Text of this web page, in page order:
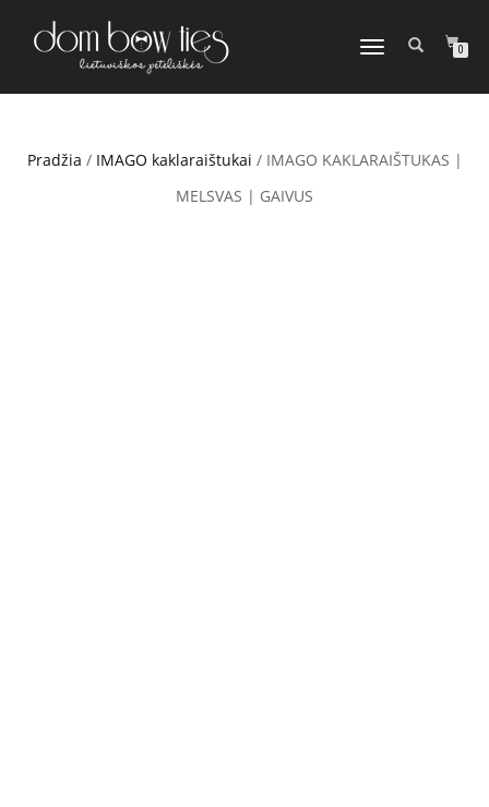
TOGGLE
0
Pradžia / IMAGO kaklaraištukai / IMAGO KAKLARAIŠTUKAS |
MELSVAS | GAIVUS